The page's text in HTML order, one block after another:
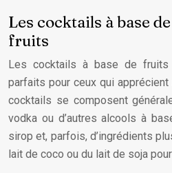
Les cocktails à base
fruits
Les cocktails à base de
parfaits pour ceux qui
cocktails se composent
vodka ou d’autres alcools à
sirop et, parfois, d’ingrédients
lait de coco ou du lait de soja